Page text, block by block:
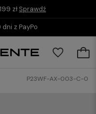
zł Sprawdź
z PayPo
P23WF-AX-003-C-0